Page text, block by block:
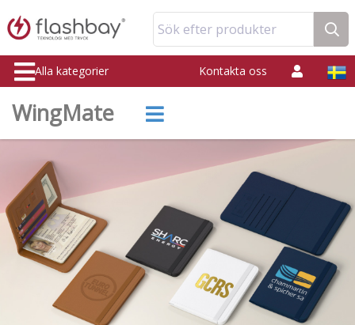
Sök efter produkter
Alla kategorier Kontakta oss
WingMate